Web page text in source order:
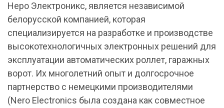
Неро Электроникс, является независимой
белорусской компанией, которая
специализируется на разработке и производстве
высокотехнологичных электронных решений для
эксплуатации автоматических роллет, гаражных
ворот. Их многолетний опыт и долгосрочное
партнерство с немецкими производителями
(Nero Electronics была создана как совместное